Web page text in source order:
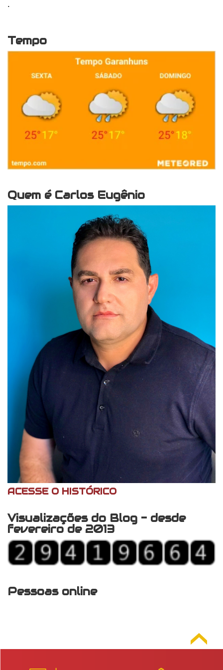
.
Tempo
Quem é Carlos Eugênio
ACESSE O HISTÓRICO
Visualizações do Blog - desde
fevereiro de 2013
Pessoas online